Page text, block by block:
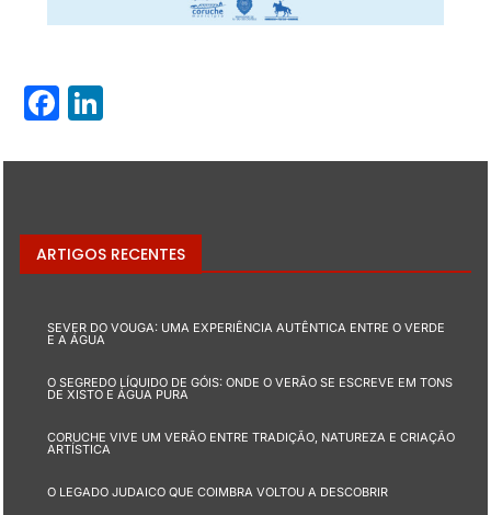
Facebook
ARTIGOS RECENTES
SEVER DO VOUGA: UMA EXPERIÊNCIA AUTÊNTICA ENTRE O VERDE
E A ÁGUA
O SEGREDO LÍQUIDO DE GÓIS: ONDE O VERÃO SE ESCREVE EM TONS
DE XISTO E ÁGUA PURA
CORUCHE VIVE UM VERÃO ENTRE TRADIÇÃO, NATUREZA E CRIAÇÃO
ARTÍSTICA
O LEGADO JUDAICO QUE COIMBRA VOLTOU A DESCOBRIR